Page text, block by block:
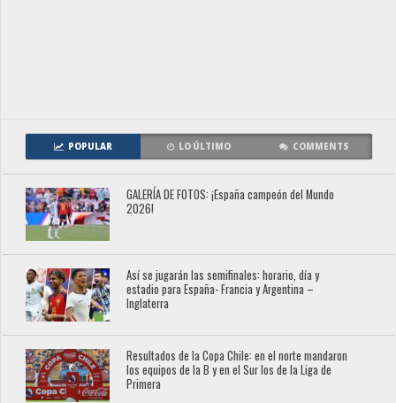
POPULAR LO ÚLTIMO COMMENTS
GALERÍA DE FOTOS: ¡España campeón del Mundo
2026!
Así se jugarán las semifinales: horario, día y
estadio para España- Francia y Argentina –
Inglaterra
Resultados de la Copa Chile: en el norte mandaron
los equipos de la B y en el Sur los de la Liga de
Primera